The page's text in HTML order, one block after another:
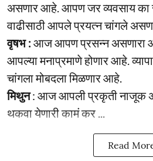
असणार आहे. आपण जर व्यवसाय का
वाढीसाठी आपले प्रयत्न चांगले
वृषभ :आज आपण प्रसन्न असणारा
आपल्या मनाप्रमाणे होणार आहे.
चांगला मोबदला मिळणार आहे.
मिथुन: आज आपली प्रकृती नाजूक
थकवा येणारी कामं कर ...
Read